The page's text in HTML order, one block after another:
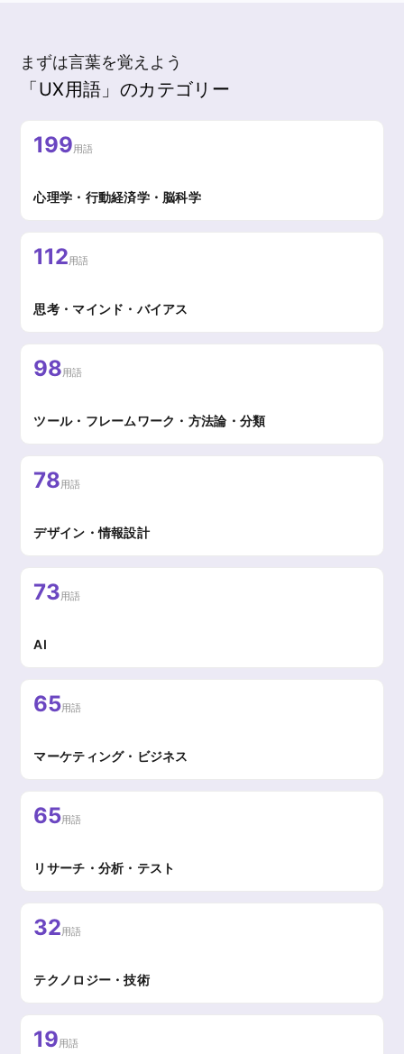
まずは言葉を覚えよう
「UX用語」のカテゴリー
199用語
心理学・行動経済学・脳科学
112用語
思考・マインド・バイアス
98用語
ツール・フレームワーク・方法論・分類
78用語
デザイン・情報設計
73用語
AI
65用語
マーケティング・ビジネス
65用語
リサーチ・分析・テスト
32用語
テクノロジー・技術
19用語